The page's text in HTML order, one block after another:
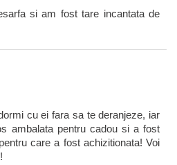
si am fost tare incantata de
cu ei fara sa te deranjeze, iar
ambalata pentru cadou si a fost
care a fost achizitionata! Voi